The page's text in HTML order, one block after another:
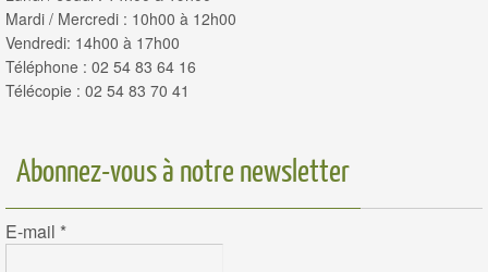
Mardi / Mercredi : 10h00 à 12h00
Vendredi: 14h00 à 17h00
Téléphone : 02 54 83 64 16
Télécopie : 02 54 83 70 41
Abonnez-vous à notre newsletter
E-mail *